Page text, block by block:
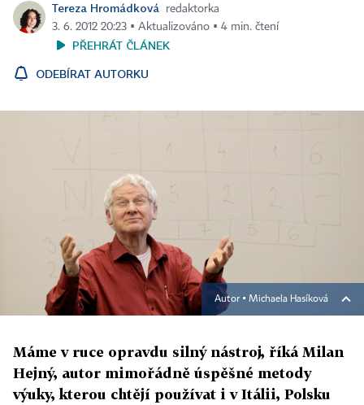
Tereza Hromádková
redaktorka
3. 6. 2012 20:23 ▪ Aktualizováno ▪ 4 min. čtení
PŘEHRÁT ČLÁNEK
ODEBÍRAT AUTORKU
Autor ▪ Michaela Hasíková
Máme v ruce opravdu silný nástroj, říká Milan
Hejný, autor mimořádně úspěšné metody
výuky, kterou chtějí používat i v Itálii, Polsku